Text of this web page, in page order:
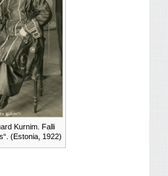
Kurnim. Falli
(Estonia, 1922)